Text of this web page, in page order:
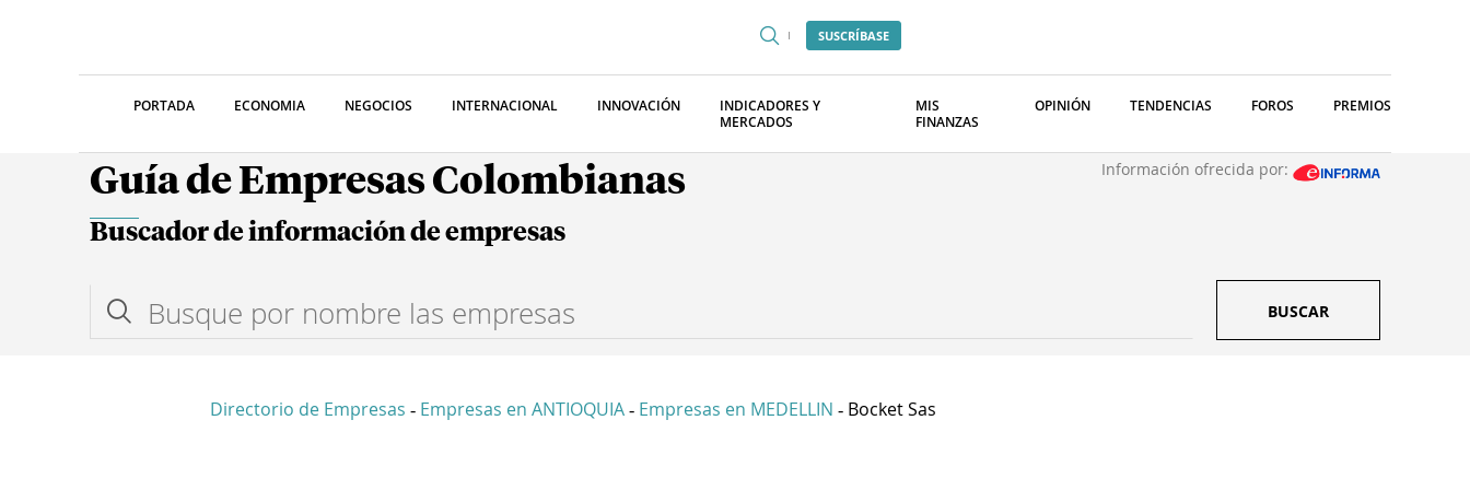
SUSCRÍBASE
PORTADA ECONOMIA NEGOCIOS INTERNACIONAL INNOVACIÓN
INDICADORES Y
MERCADOS
MIS
FINANZAS
OPINIÓN TENDENCIAS FOROS PREMIOS
Guía de Empresas Colombianas Información ofrecida por:
Buscador de información de empresas
BUSCAR
Directorio de Empresas - Empresas en ANTIOQUIA - Empresas en MEDELLIN - Bocket Sas